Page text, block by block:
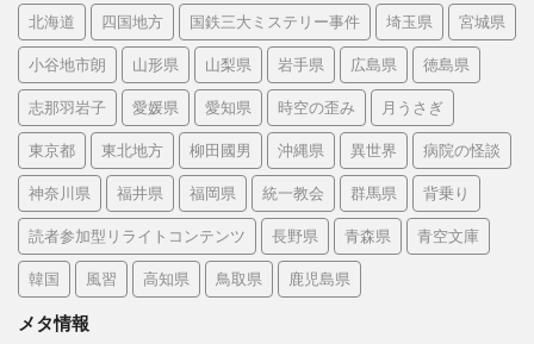
北海道 四国地方 国鉄三大ミステリー事件 埼玉県 宮城県
小谷地市朗 山形県 山梨県 岩手県 広島県 徳島県
志那羽岩子 愛媛県 愛知県 時空の歪み 月うさぎ
東京都 東北地方 柳田國男 沖縄県 異世界 病院の怪談
神奈川県 福井県 福岡県 統一教会 群馬県 背乗り
読者参加型リライトコンテンツ 長野県 青森県 青空文庫
韓国 風習 高知県 鳥取県 鹿児島県
メタ情報